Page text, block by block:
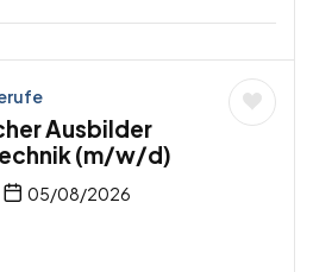
Ausbilder
(m/w/d)
05/08/2026